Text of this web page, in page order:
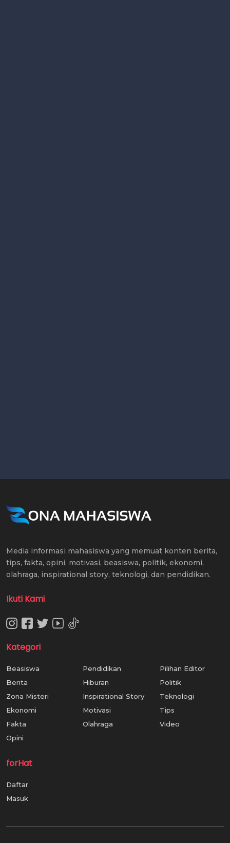
Media informasi mahasiswa yang memuat konten berita,
tips, fakta, opini, motivasi, beasiswa, politik, ekonomi,
olahraga, inspirational story, teknologi, dan pendidikan.
Ikuti Kami
Kategori
Beasiswa
Berita
Zona Misteri
Ekonomi
Fakta
Opini
Pendidikan
Hiburan
Inspirational Story
Motivasi
Olahraga
Pilihan Editor
Politik
Teknologi
Tips
Video
forHat
Daftar
Masuk